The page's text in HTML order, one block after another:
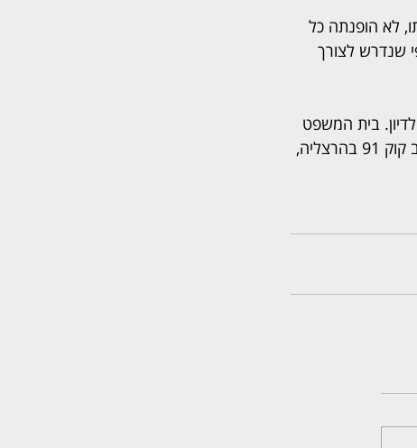
לא הופנתה כל
שנדרש לצורך
בית המשפט
לא נדרש להכריע בטענות לגופן. הצדדים מוסיפים להתגורר באותו בית אבות ברחוב הרב קוק 91 בהרצליה,